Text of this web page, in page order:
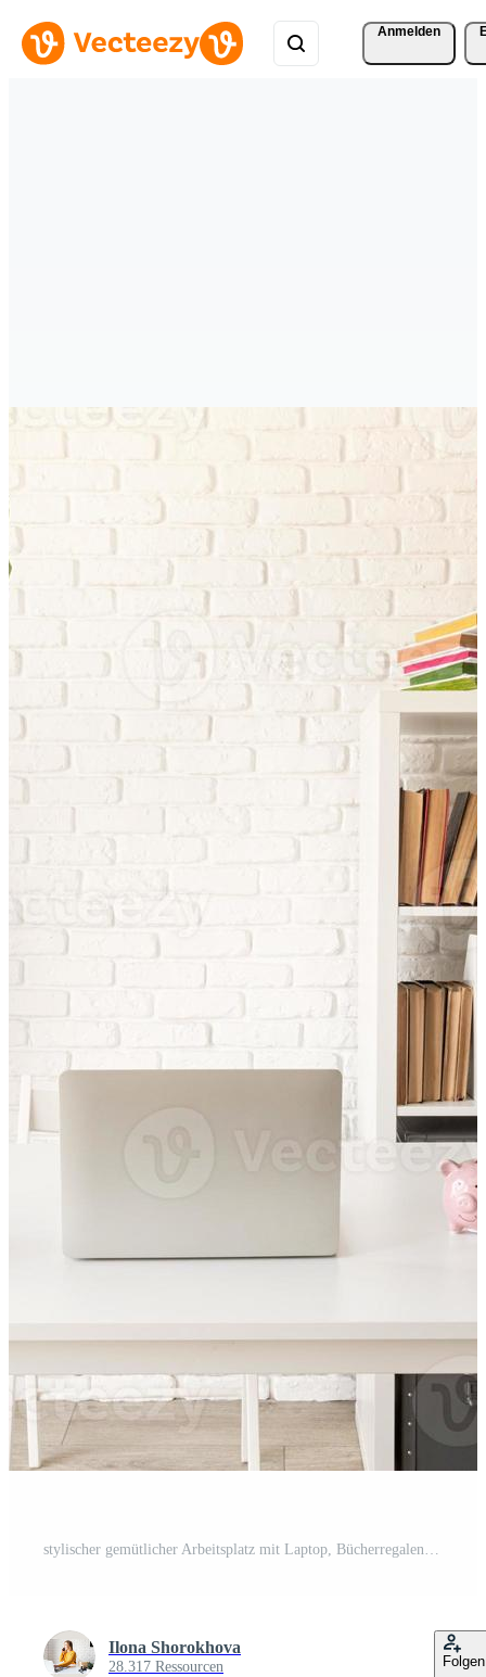
Anmelden
stylischer gemütlicher Arbeitsplatz mit Laptop, Bücherregalen und Pflanzen Pro Foto
Ilona Shorokhova
28.317 Ressourcen Folgen